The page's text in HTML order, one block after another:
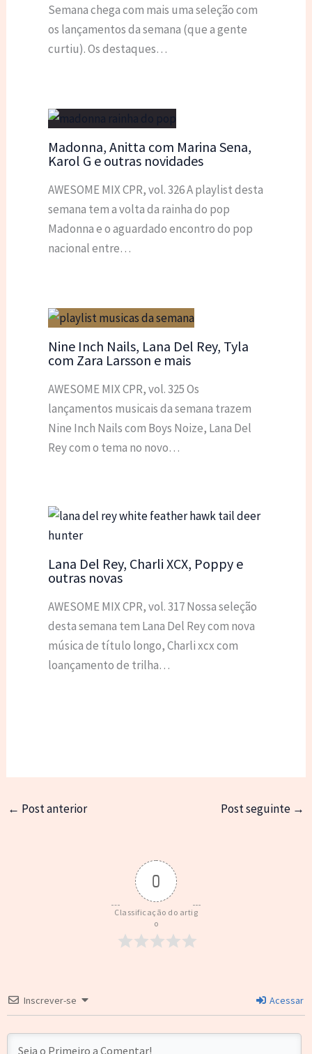
Semana chega com mais uma seleção com
os lançamentos da semana (que a gente
curtiu). Os destaques…
Madonna, Anitta com Marina Sena,
Karol G e outras novidades
AWESOME MIX CPR, vol. 326 A playlist desta
semana tem a volta da rainha do pop
Madonna e o aguardado encontro do pop
nacional entre…
Nine Inch Nails, Lana Del Rey, Tyla
com Zara Larsson e mais
AWESOME MIX CPR, vol. 325 Os
lançamentos musicais da semana trazem
Nine Inch Nails com Boys Noize, Lana Del
Rey com o tema no novo…
Lana Del Rey, Charli XCX, Poppy e
outras novas
AWESOME MIX CPR, vol. 317 Nossa seleção
desta semana tem Lana Del Rey com nova
música de título longo, Charli xcx com
loançamento de trilha…
← Post anterior Post seguinte →
0
Classificação do artig
o
Inscrever-se Acessar